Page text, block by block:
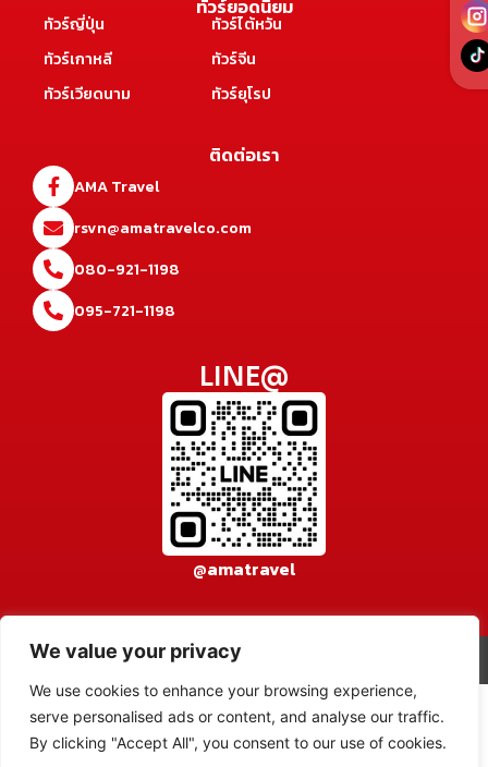
We value your privacy
We use cookies to enhance your browsing experience,
serve personalised ads or content, and analyse our traffic.
By clicking "Accept All", you consent to our use of cookies.
ทัวร์ยอดนิยม
ทัวร์ญี่ปุ่น
ทัวร์เกาหลี
ทัวร์เวียดนาม
ทัวร์ไต้หวัน
ทัวร์จีน
ทัวร์ยุโรป
ติดต่อเรา
AMA Travel
rsvn@amatravelco.com
080-921-1198
095-721-1198
LINE@
@amatravel
© 2026 AMA TRAVEL CO., LTD. All rights reserved.